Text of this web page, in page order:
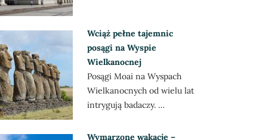
Wciąż pełne tajemnic
posągi na Wyspie
Wielkanocnej
Posągi Moai na Wyspach
Wielkanocnych od wielu lat
intrygują badaczy. …
Wymarzone wakacje –